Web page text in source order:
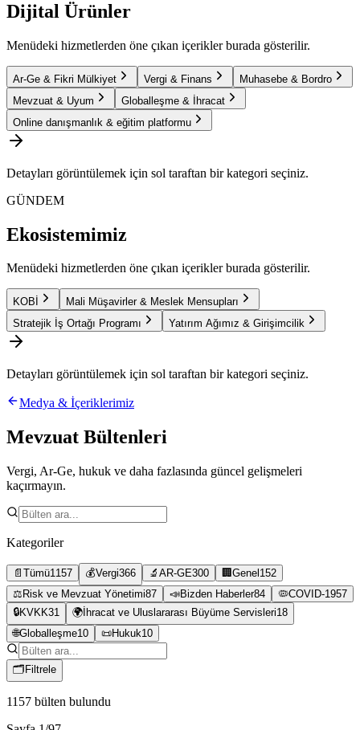
Dijital Ürünler
Menüdeki hizmetlerden öne çıkan içerikler burada gösterilir.
Ar-Ge & Fikri Mülkiyet Vergi & Finans
Muhasebe & Bordro
Mevzuat & Uyum
Globalleşme & İhracat
Online danışmanlık & eğitim platformu
Detayları görüntülemek için sol taraftan bir kategori seçiniz.
GÜNDEM
Ekosistemimiz
Menüdeki hizmetlerden öne çıkan içerikler burada gösterilir.
KOBİ
Mali Müşavirler & Meslek Mensupları
Stratejik İş Ortağı Programı
Yatırım Ağımız & Girişimcilik
Detayları görüntülemek için sol taraftan bir kategori seçiniz.
Medya & İçeriklerimiz
Mevzuat Bültenleri
Vergi, Ar-Ge, hukuk ve daha fazlasında güncel gelişmeleri
kaçırmayın.
Kategoriler
📄 Tümü1157 💰Vergi366 🔬 AR-GE300 🏢 Genel 152
⚖️ Risk ve Mevzuat Yönetimi87 📣Bizden Haberler84 🦠COVID-1957
🔒KVKK31 🌍 İhracat ve Uluslararası Büyüme Servisleri18
🌐Globalleşme10 📜Hukuk10
🗂 Filtrele
1157 bülten bulundu